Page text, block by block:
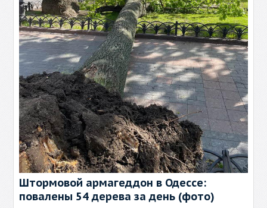
Штормовой армагеддон в Одессе:
повалены 54 дерева за день (фото)